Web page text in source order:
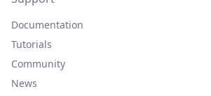
Documentation
Tutorials
Community
News